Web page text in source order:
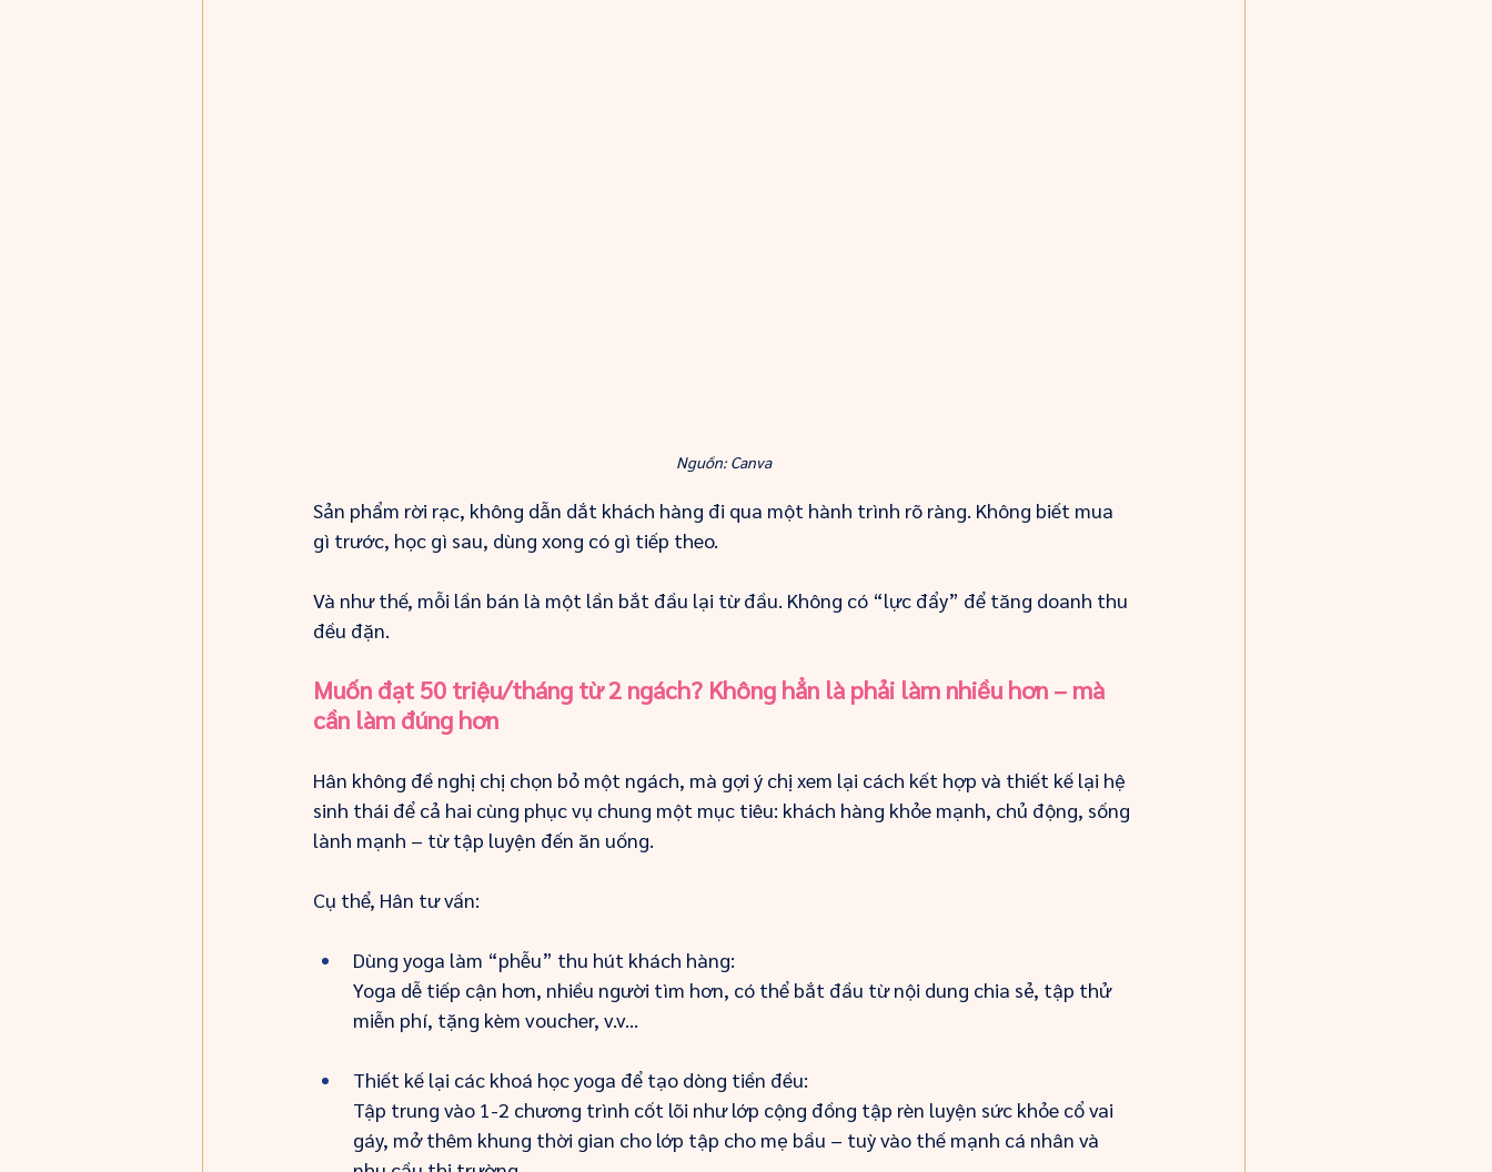
Nguồn: Canva
Sản phẩm rời rạc, không dẫn dắt khách hàng đi qua một hành trình rõ ràng. Không biết mua
gì trước, học gì sau, dùng xong có gì tiếp theo.
Và như thế, mỗi lần bán là một lần bắt đầu lại từ đầu. Không có “lực đẩy” để tăng doanh thu
đều đặn.
Muốn đạt 50 triệu/tháng từ 2 ngách? Không hẳn là phải làm nhiều hơn – mà
cần làm đúng hơn
Hân không đề nghị chị chọn bỏ một ngách, mà gợi ý chị xem lại cách kết hợp và thiết kế lại hệ
sinh thái để cả hai cùng phục vụ chung một mục tiêu: khách hàng khỏe mạnh, chủ động, sống
lành mạnh – từ tập luyện đến ăn uống.
Cụ thể, Hân tư vấn:
Dùng yoga làm “phễu” thu hút khách hàng:
Yoga dễ tiếp cận hơn, nhiều người tìm hơn, có thể bắt đầu từ nội dung chia sẻ, tập thử
miễn phí, tặng kèm voucher, v.v...
Thiết kế lại các khoá học yoga để tạo dòng tiền đều:
Tập trung vào 1-2 chương trình cốt lõi như lớp cộng đồng tập rèn luyện sức khỏe cổ vai
gáy, mở thêm khung thời gian cho lớp tập cho mẹ bầu – tuỳ vào thế mạnh cá nhân và